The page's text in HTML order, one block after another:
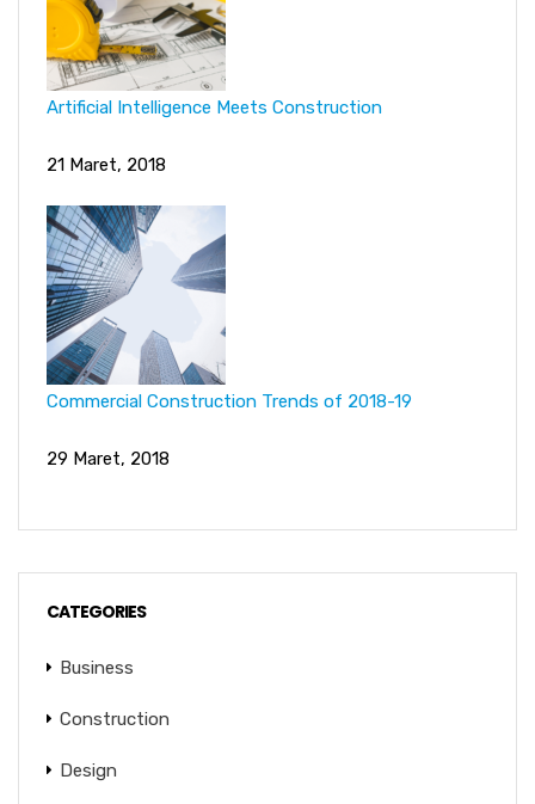
Artificial Intelligence Meets Construction
21 Maret, 2018
Commercial Construction Trends of 2018-19
29 Maret, 2018
CATEGORIES
Business
Construction
Design